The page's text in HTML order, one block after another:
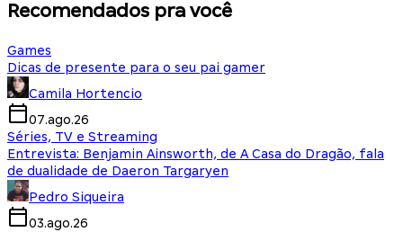
Recomendados pra você
Games
Dicas de presente para o seu pai gamer
Camila Hortencio
07.ago.26
Séries, TV e Streaming
Entrevista: Benjamin Ainsworth, de A Casa do Dragão, fala
de dualidade de Daeron Targaryen
Pedro Siqueira
03.ago.26